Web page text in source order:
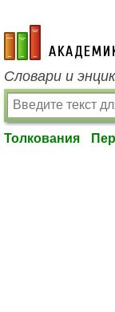
academic.ru
Словари и
Толкования